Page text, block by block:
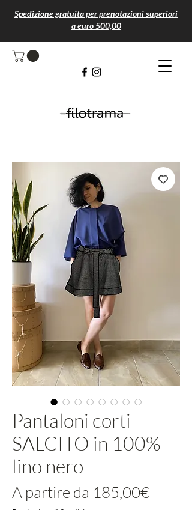
Spedizione gratuita per prenotazioni superiori
a euro 500,00
Pantaloni corti
SALCITO in 100%
lino nero
A partire da 185,00€Prezzo